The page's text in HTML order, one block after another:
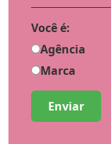
Você é:
Agência
Marca